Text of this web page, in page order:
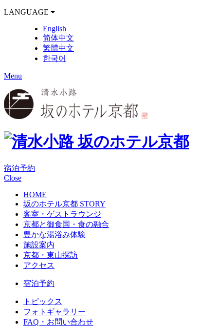
LANGUAGE
English
简体中文
繁體中文
한국어
Menu
宿泊予約
Close
HOME
坂のホテル京都 STORY
客室・ゲストラウンジ
京都と御食国・食の融合
豊かな湯浴み体験
施設案内
京都・東山探訪
アクセス
宿泊予約
トピックス
フォトギャラリー
FAQ・お問い合わせ